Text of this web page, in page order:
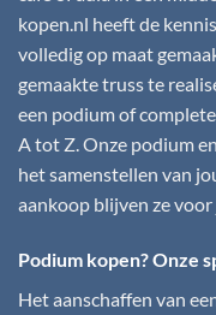
kopen.nl heeft de
volledig op maat
gemaakte truss te
een podium of
A tot Z. Onze podium
het samenstellen van
aankoop blijven ze
Podium kopen? Onze
Het aanschaffen van